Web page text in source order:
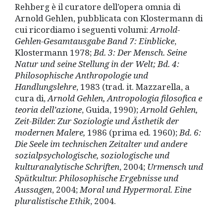
Rehberg è il curatore dell’opera omnia di
Arnold Gehlen, pubblicata con Klostermann di
cui ricordiamo i seguenti volumi: Arnold-
Gehlen-Gesamtausgabe Band 7: Einblicke,
Klostermann 1978; Bd. 3: Der Mensch. Seine
Natur und seine Stellung in der Welt; Bd. 4:
Philosophische Anthropologie und
Handlungslehre, 1983 (trad. it. Mazzarella, a
cura di, Arnold Gehlen, Antropologia filosofica e
teoria dell’azione, Guida, 1990); Arnold Gehlen,
Zeit-Bilder. Zur Sozio­lo­gie und Ästhetik der
modernen Malere, 1986 (prima ed. 1960); Bd. 6:
Die Seele im technischen Zeitalter und andere
sozialpsychologische, soziologische und
kulturanalytische Schriften, 2004; Urmensch und
Spätkultur. Philosophische Ergebnisse und
Aussagen, 2004; Moral und Hypermoral. Eine
pluralistische Ethik, 2004.